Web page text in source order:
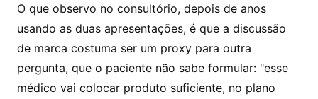
O que observo no consultório, depois de anos
usando as duas apresentações, é que a discussão
de marca costuma ser um proxy para outra
pergunta, que o paciente não sabe formular: "esse
médico vai colocar produto suficiente, no plano